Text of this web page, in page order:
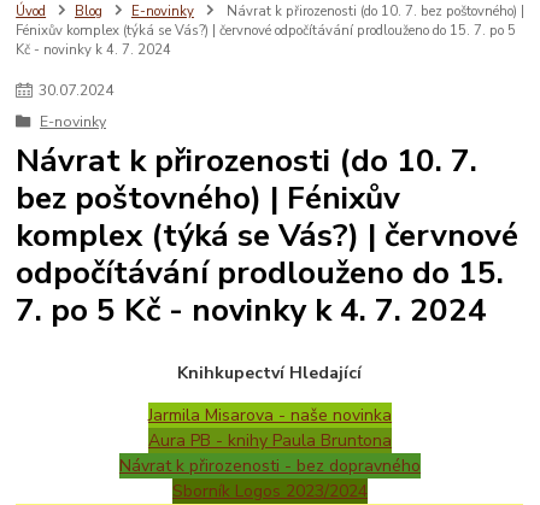
Úvod Blog E-novinky
Návrat k přirozenosti (do 10. 7. bez poštovného) |
Fénixův komplex (týká se Vás?) | červnové odpočítávání prodlouženo do 15. 7. po 5
Kč - novinky k 4. 7. 2024
30.07.2024
E-novinky
Návrat k přirozenosti (do 10. 7.
bez poštovného) | Fénixův
komplex (týká se Vás?) | červnové
odpočítávání prodlouženo do 15.
7. po 5 Kč - novinky k 4. 7. 2024
Knihkupectví Hledající
Jarmila Misarova - naše novinka
Aura PB - knihy Paula Bruntona
Návrat k přirozenosti - bez dopravného
Sborník Logos 2023/2024